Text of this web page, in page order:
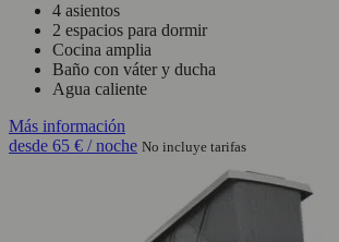
4 asientos
2 espacios para dormir
Cocina amplia
Baño con váter y ducha
Agua caliente
Más información
desde 65 € / noche No incluye tarifas